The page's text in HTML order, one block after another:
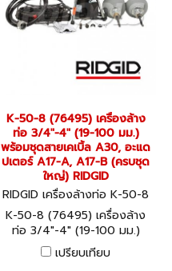
K-50-8 (76495) เครื่องล้าง
ท่อ 3/4"-4" (19-100 มม.)
พร้อมชุดสายเคเบิ้ล A30, อะแด
ปเตอร์ A17-A, A17-B (ครบชุด
ใหญ่) RIDGID
RIDGID เครื่องล้างท่อ K-50-8
(76495)
K-50-8 (76495) เครื่องล้าง
ท่อ 3/4"-4" (19-100 มม.)
พร้อมชุดสายเคเบิ้ล A30, อะแด
ปเตอร์ A17-A, A17-B (ครบชุด
เปรียบเทียบ